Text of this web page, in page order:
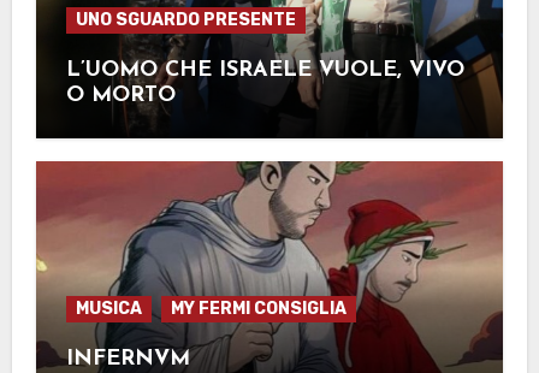
UNO SGUARDO PRESENTE
L’UOMO CHE ISRAELE VUOLE, VIVO
O MORTO
MUSICA MY FERMI CONSIGLIA
INFERNVM